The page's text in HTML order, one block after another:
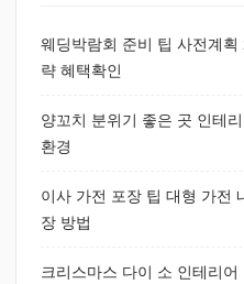
웨딩박람회 준비 팁 사전계획
략 혜택확인
양꼬치 분위기 좋은 곳 인테
환경
이사 가전 포장 팁 대형 가전
장 방법
크리스마스 다이 소 인테리